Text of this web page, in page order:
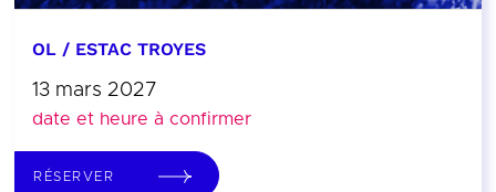
OL / ESTAC TROYES
13 mars 2027
date et heure à confirmer
RÉSERVER